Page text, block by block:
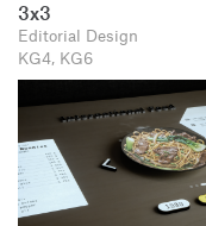
3x3
Editorial Design
KG4, KG6